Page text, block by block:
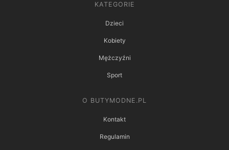
KATEGORIE
Dzieci
Kobiety
Mężczyźni
Sport
O BUTYMODNE.PL
Kontakt
Regulamin